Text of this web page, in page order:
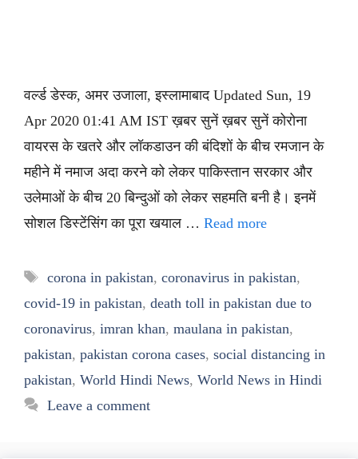
वर्ल्ड डेस्क, अमर उजाला, इस्लामाबाद Updated Sun, 19
Apr 2020 01:41 AM IST ख़बर सुनें ख़बर सुनें कोरोना
वायरस के खतरे और लॉकडाउन की बंदिशों के बीच रमजान के
महीने में नमाज अदा करने को लेकर पाकिस्तान सरकार और
उलेमाओं के बीच 20 बिन्दुओं को लेकर सहमति बनी है। इनमें
सोशल डिस्टेंसिंग का पूरा खयाल … Read more
Tags
corona in pakistan, coronavirus in pakistan,
covid-19 in pakistan, death toll in pakistan due to
coronavirus, imran khan, maulana in pakistan,
pakistan, pakistan corona cases, social distancing in
pakistan, World Hindi News, World News in Hindi
Leave a comment